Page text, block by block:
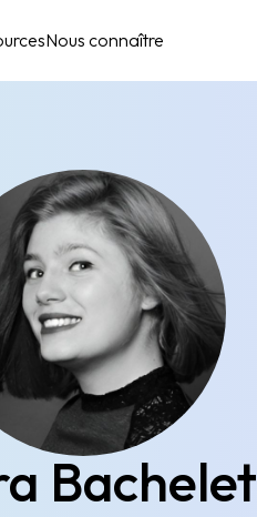
Nous connaître
Bachelet